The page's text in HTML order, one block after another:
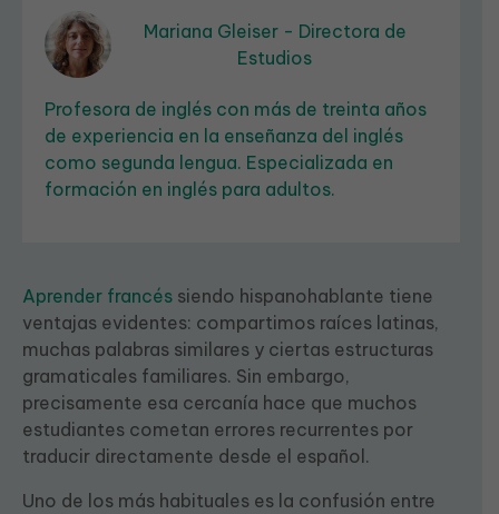
Mariana Gleiser - Directora de
Estudios
Profesora de inglés con más de treinta años
de experiencia en la enseñanza del inglés
como segunda lengua. Especializada en
formación en inglés para adultos.
Aprender francés siendo hispanohablante tiene
ventajas evidentes: compartimos raíces latinas,
muchas palabras similares y ciertas estructuras
gramaticales familiares. Sin embargo,
precisamente esa cercanía hace que muchos
estudiantes cometan errores recurrentes por
traducir directamente desde el español.
Uno de los más habituales es la confusión entre